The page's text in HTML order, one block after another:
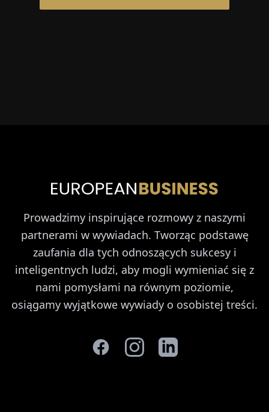
Prowadzimy inspirujące rozmowy z naszymi
partnerami w wywiadach. Tworząc podstawę
zaufania dla tych odnoszących sukcesy i
inteligentnych ludzi, aby mogli wymieniać się z
nami pomysłami na równym poziomie,
osiągamy wyjątkowe wywiady o osobistej treści.